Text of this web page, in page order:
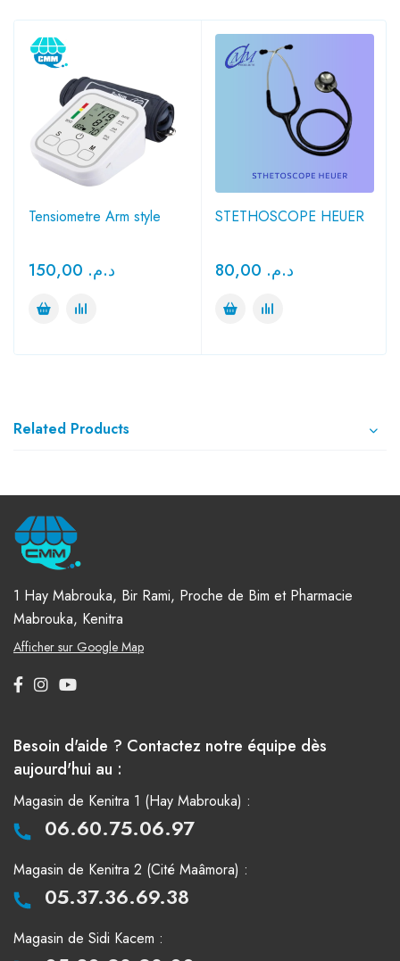
Tensiometre Arm style
د.م.
STETHOSCOPE HEUER
د.م.
Related Products
1 Hay Mabrouka, Bir Rami, Proche de Bim et Pharmacie
Mabrouka, Kenitra
Afficher sur Google Map
Besoin d'aide ? Contactez notre équipe dès
aujourd'hui au :
Magasin de Kenitra 1 (Hay Mabrouka) :
06.60.75.06.97
Magasin de Kenitra 2 (Cité Maâmora) :
05.37.36.69.38
Magasin de Sidi Kacem :